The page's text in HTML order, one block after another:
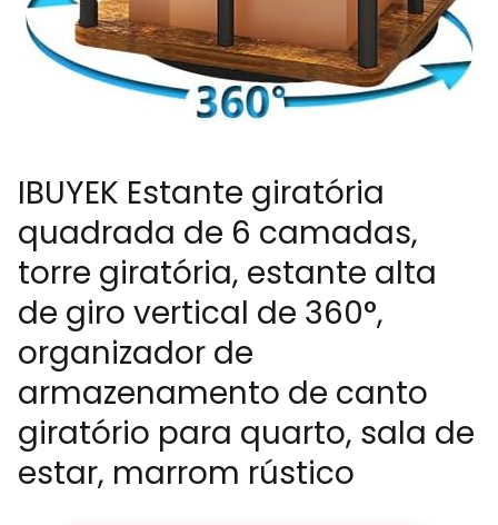
IBUYEK Estante giratória
quadrada de 6 camadas,
torre giratória, estante alta
de giro vertical de 360°,
organizador de
armazenamento de canto
giratório para quarto, sala de
estar, marrom rústico